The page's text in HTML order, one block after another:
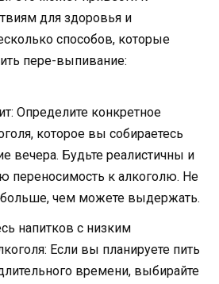
для здоровья и
способов, которые
пере-выпивание:
Определите конкретное
которое вы собираетесь
вечера. Будьте реалистичны и
переносимость к алкоголю. Не
больше, чем можете выдержать.
напитков с низким
Если вы планируете пить
времени, выбирайте